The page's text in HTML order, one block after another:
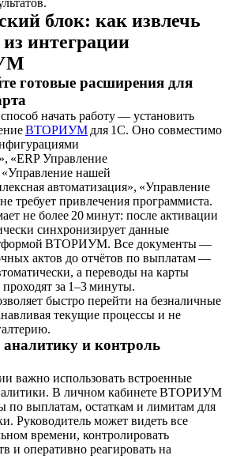
блок: как извлечь
интеграции
готовые расширения для
начать работу — установить
ВТОРИУМ для 1С. Оно совместимо
«ERP Управление
нашей
автоматизация», «Управление
требует привлечения программиста.
не более 20 минут: после активации
синхронизирует данные
ВТОРИУМ. Все документы —
актов до отчётов по выплатам —
а переводы на карты
за 1–3 минуты.
быстро перейти на безналичные
текущие процессы и не
аналитику и контроль
важно использовать встроенные
В личном кабинете ВТОРИУМ
по выплатам, остаткам и лимитам для
Руководитель может видеть все
времени, контролировать
и оперативно реагировать на